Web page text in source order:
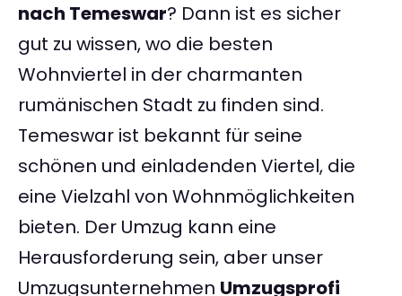
nach Temeswar? Dann ist es sicher
gut zu wissen, wo die besten
Wohnviertel in der charmanten
rumänischen Stadt zu finden sind.
Temeswar ist bekannt für seine
schönen und einladenden Viertel, die
eine Vielzahl von Wohnmöglichkeiten
bieten. Der Umzug kann eine
Herausforderung sein, aber unser
Umzugsunternehmen Umzugsprofi